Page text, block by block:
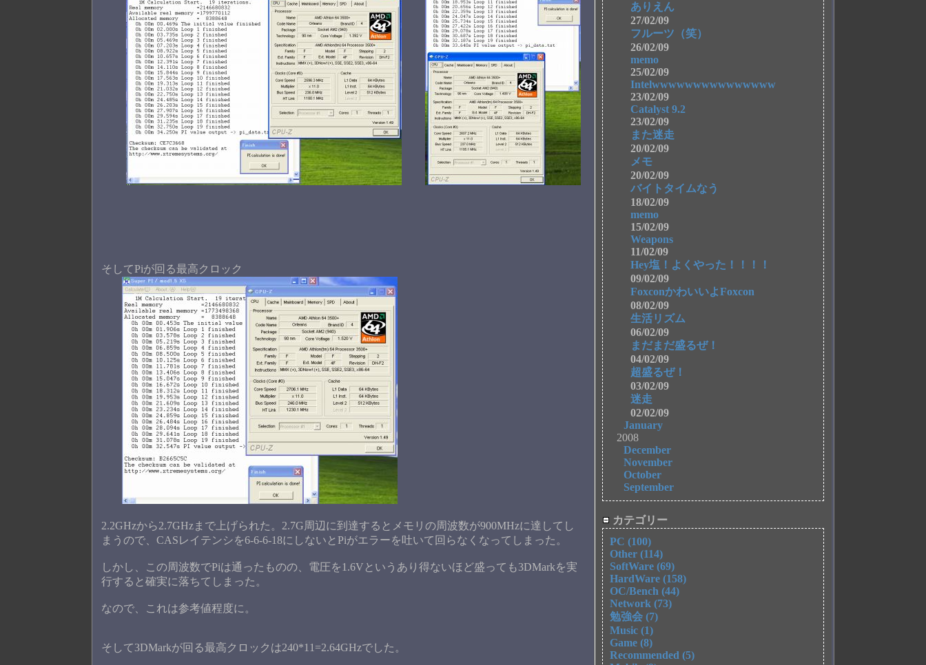
そしてPiが回る最高クロック
2.2GHzから2.7GHzまで上げられた。2.7G周辺に到達するとメモリの周波数が900MHzに達してし
まうので、CASレイテンシを6-6-6-18にしないとPiがエラーを吐いて回らなくなってしまった。
しかし、この周波数でPiは通ったものの、電圧を1.6Vというあり得ないほど盛っても3DMarkを実
行すると確実に落ちてしまった。
なので、これは参考値程度に。
そして3DMarkが回る最高クロックは240*11=2.64GHzでした。
ありえん
27/02/09
フルーツ（笑）
26/02/09
memo
25/02/09
Intelwwwwwwwwwwwwwww
23/02/09
Catalyst 9.2
23/02/09
また迷走
20/02/09
メモ
20/02/09
バイトタイムなう
18/02/09
memo
15/02/09
Weapons
11/02/09
Hey塩！よくやった！！！！
09/02/09
FoxconかわいいよFoxcon
08/02/09
生活リズム
06/02/09
まだまだ盛るぜ！
04/02/09
超盛るぜ！
03/02/09
迷走
02/02/09
January
2008
December
November
October
September
カテゴリー
PC (100)
Other (114)
SoftWare (69)
HardWare (158)
OC/Bench (44)
Network (73)
勉強会 (7)
Music (1)
Game (8)
Recommended (5)